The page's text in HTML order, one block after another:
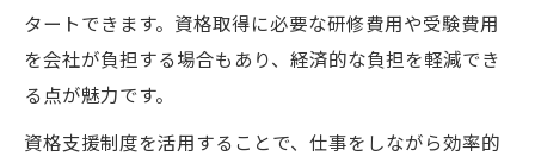
タートできます。資格取得に必要な研修費用や受験費用
を会社が負担する場合もあり、経済的な負担を軽減でき
る点が魅力です。
資格支援制度を活用することで、仕事をしながら効率的